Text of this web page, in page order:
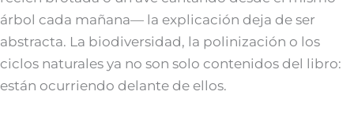
árbol cada mañana— la explicación deja de ser
abstracta. La biodiversidad, la polinización o los
ciclos naturales ya no son solo contenidos del libro:
están ocurriendo delante de ellos.